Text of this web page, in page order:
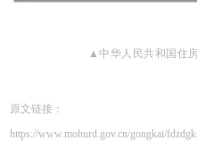
▲中华人民共和国住
原文链接：
https://www.mohurd.gov.cn/gongkai/